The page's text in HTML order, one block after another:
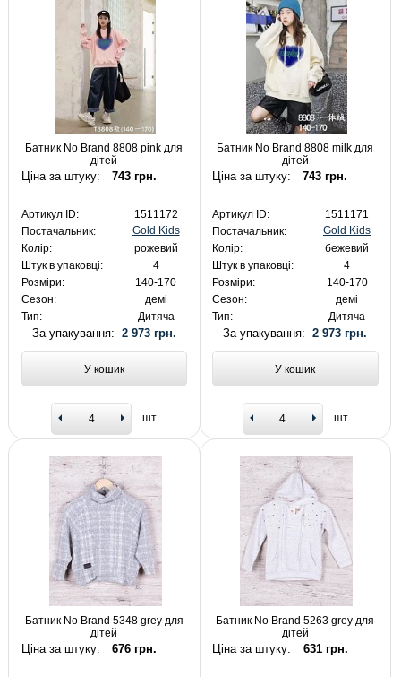
Батник No Brand 8808 pink для
дітей
Ціна за штуку: 743 грн.
Артикул ID:
1511172
Постачальник:
Gold Kids
Колір:
рожевий
Штук в упаковці:
4
Розміри:
140-170
Сезон:
демі
Тип:
Дитяча
За упакування: 2 973 грн.
У кошик
шт
Батник No Brand 8808 milk для
дітей
Ціна за штуку: 743 грн.
Артикул ID:
1511171
Постачальник:
Gold Kids
Колір:
бежевий
Штук в упаковці:
4
Розміри:
140-170
Сезон:
демі
Тип:
Дитяча
За упакування:2 973 грн.
У кошик
шт
Батник No Brand 5348 grey для
дітей
Ціна за штуку: 676 грн.
Батник No Brand 5263 grey для
дітей
Ціна за штуку: 631 грн.